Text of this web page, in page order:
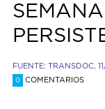
FUENTE: TRANSDOC,
0 COMENTARIOS